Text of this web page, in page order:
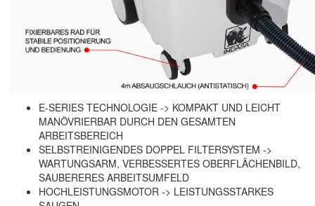
E-SERIES TECHNOLOGIE -> KOMPAKT UND LEICHT
MANÖVRIERBAR DURCH DEN GESAMTEN
ARBEITSBEREICH
SELBSTREINIGENDES DOPPEL FILTERSYSTEM ->
WARTUNGSARM, VERBESSERTES OBERFLÄCHENBILD,
SAUBERERES ARBEITSUMFELD
HOCHLEISTUNGSMOTOR -> LEISTUNGSSTARKES